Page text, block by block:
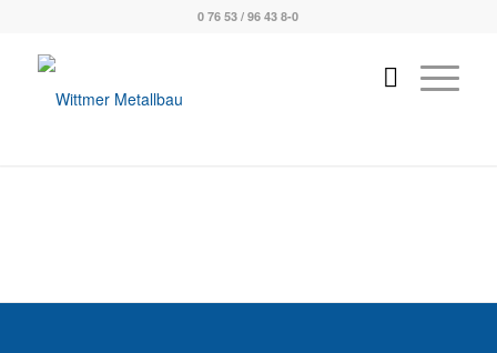
0 76 53 / 96 43 8-0